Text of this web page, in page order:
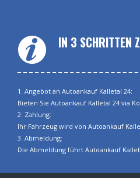
IN 3 SCHRITTEN
1. Angebot an Autoankauf Kalletal 24:
Bieten Sie Autoankauf Kalletal 24 via
2. Zahlung:
Ihr Fahrzeug wird von Autoankauf
3. Abmeldung:
Die Abmeldung führt Autoankauf